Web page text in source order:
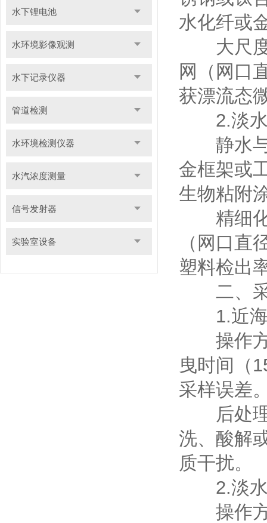
水下锂电池
水环境影像观测
水下记录仪器
管道检测
水环境检测仪器
水汽浓度测量
信号发射器
实验室设备
水化纤或
大尺度
网（网口
获漂流态
2.淡水
静水与
金框架或
生物粘附
精细化
（网口
塑料检出
二、采
1.近海
操作方
曳时间（
采样误差
后处理
洗、酸解
质干扰。
2.淡水
操作方